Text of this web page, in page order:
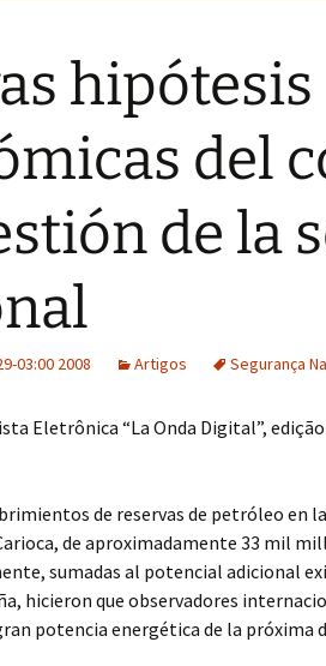
hipótesis
del
de la
03:00 2008 Artigos Segurança
Eletrônica “La Onda Digital”,
de reservas de petróleo en
de aproximadamente 33 mil
sumadas al potencial adicional
hicieron que observadores
potencia energética de la próxima